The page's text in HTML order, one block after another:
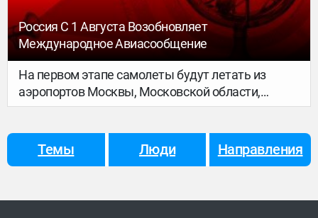
Россия С 1 Августа Возобновляет
Международное Авиасообщение
На первом этапе самолеты будут летать из
аэропортов Москвы, Московской области,
Санкт-Петербурга и из Ростова-на-Дону.
Темы Люди Направления